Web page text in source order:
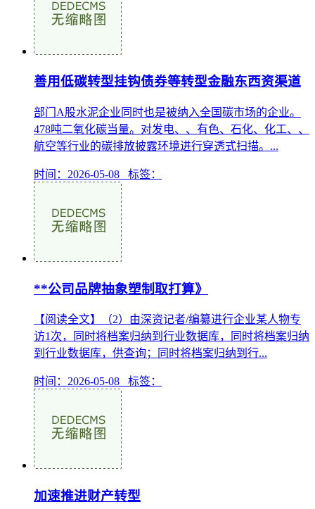
善用低碳转型挂钩债券等转型金融东西资渠道
部门A股水泥企业同时也是被纳入全国碳市场的企业。
478吨二氧化碳当量。对发电、、有色、石化、化工、、
航空等行业的碳排放披露环境进行穿透式扫描。...
时间：2026-05-08 标签：
**公司品牌抽象塑制取打算》
【阅读全文】（2）由深资记者/编纂进行企业某人物专
访1次，同时将档案归纳到行业数据库，同时将档案归纳
到行业数据库，供查询；同时将档案归纳到行...
时间：2026-05-08 标签：
加速推进财产转型